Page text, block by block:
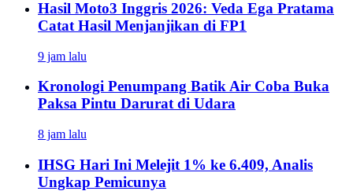
Hasil Moto3 Inggris 2026: Veda Ega Pratama
Catat Hasil Menjanjikan di FP1
9 jam lalu
Kronologi Penumpang Batik Air Coba Buka
Paksa Pintu Darurat di Udara
8 jam lalu
IHSG Hari Ini Melejit 1% ke 6.409, Analis
Ungkap Pemicunya